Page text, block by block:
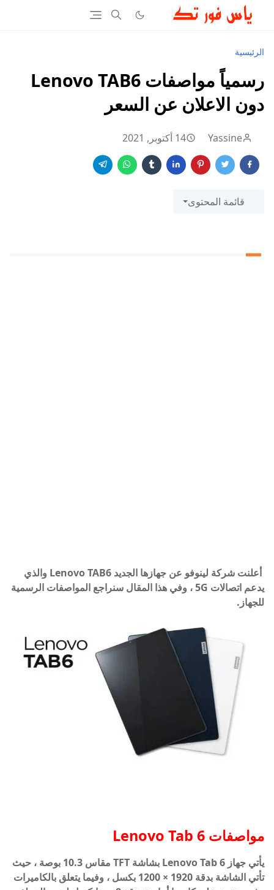
الرئيسية
رسمياً مواصفات Lenovo TAB6
دون الاعلان عن السعر
Yassine 14 أكتوبر, 2021
قائمة المحتوى
أعلنت شركة لينوفو عن جهازها الجديد Lenovo TAB6 والذي
يدعم اتصالات 5G ، وفي هذا المقال سنراجع المواصفات الرسمية
للجهاز.
مواصفات Lenovo Tab 6
يأتي جهاز Lenovo Tab 6 بشاشة TFT مقاس 10.3 بوصة ، حيث
تأتي الشاشة بدقة 1920 × 1200 بكسل ، وفيما يتعلق بالكاميرات